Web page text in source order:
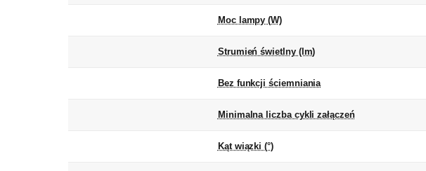
Moc lampy (W)
Strumień świetlny (lm)
Bez funkcji ściemniania
Minimalna liczba cykli załączeń
Kąt wiązki (°)